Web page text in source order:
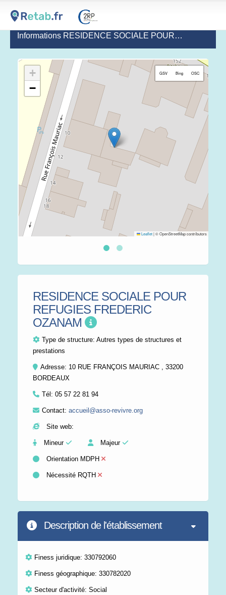
Informations RESIDENCE SOCIALE POUR REFUGIES FREDERIC OZANAM
+
−
GSV Bing OSC
Leaflet|© OpenStreetMap contributors
RESIDENCE SOCIALE POUR
REFUGIES FREDERIC
OZANAM
Type de structure: Autres types de structures et
prestations
Adresse: 10 RUE FRANÇOIS MAURIAC , 33200
BORDEAUX
Tél: 05 57 22 81 94
Contact: accueil@asso-revivre.org
Site web:
Mineur Majeur
Orientation MDPH
Nécessité RQTH
Description de l'établissement
Finess juridique: 330792060
Finess géographique: 330782020
Secteur d'activité: Social